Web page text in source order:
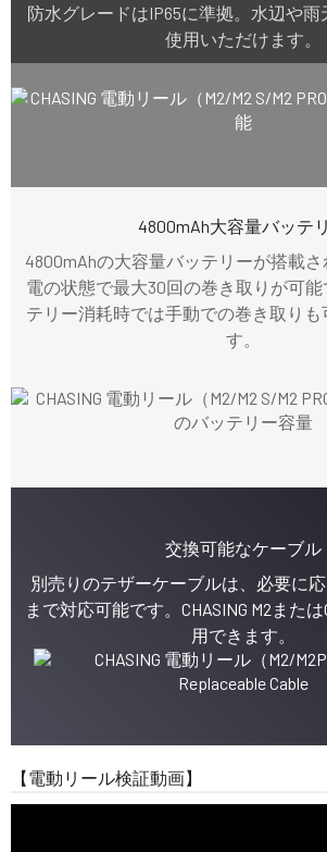
防水グレードはIP65に準拠。水辺や
使用いただけます。
4800mAh大容量バッテ
4800mAhの大容量バッテリーが搭載
電の状態で最大30回の巻き取りが可
テリー消耗時では手動での巻き取りも
す。
交換可能なケーブル
別売りのテザーケーブルは、必要に
まで対応可能です。CHASING M2または
用できます。
【電動リール検証動画】